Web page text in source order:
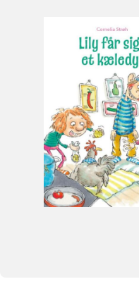
9788723560438